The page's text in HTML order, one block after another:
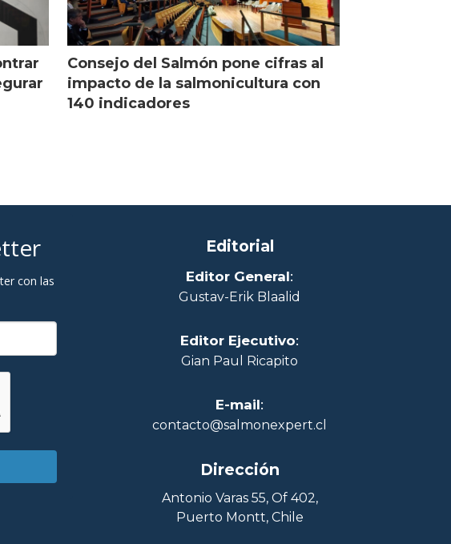
Consejo del Salmón pone cifras al
impacto de la salmonicultura con
140 indicadores
con las
Editorial
Editor General:
Gustav-Erik Blaalid
Editor Ejecutivo:
Gian Paul Ricapito
E-mail:
contacto@salmonexpert.cl
Dirección
Antonio Varas 55, Of 402,
Puerto Montt, Chile